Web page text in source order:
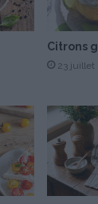
Citrons
23 juillet